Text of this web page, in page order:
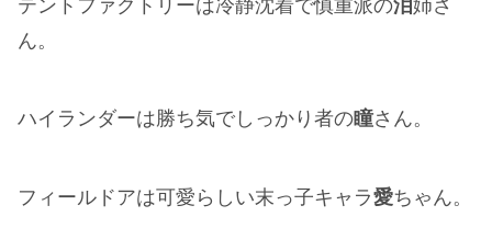
テントファクトリーは冷静沈着で慎重派の泪姉さ
ん。
ハイランダーは勝ち気でしっかり者の瞳さん。
フィールドアは可愛らしい末っ子キャラ愛ちゃん。